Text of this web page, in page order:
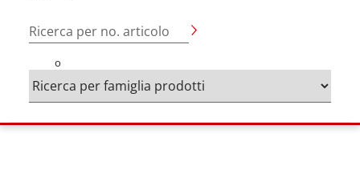
Ricerca per no. articolo
o